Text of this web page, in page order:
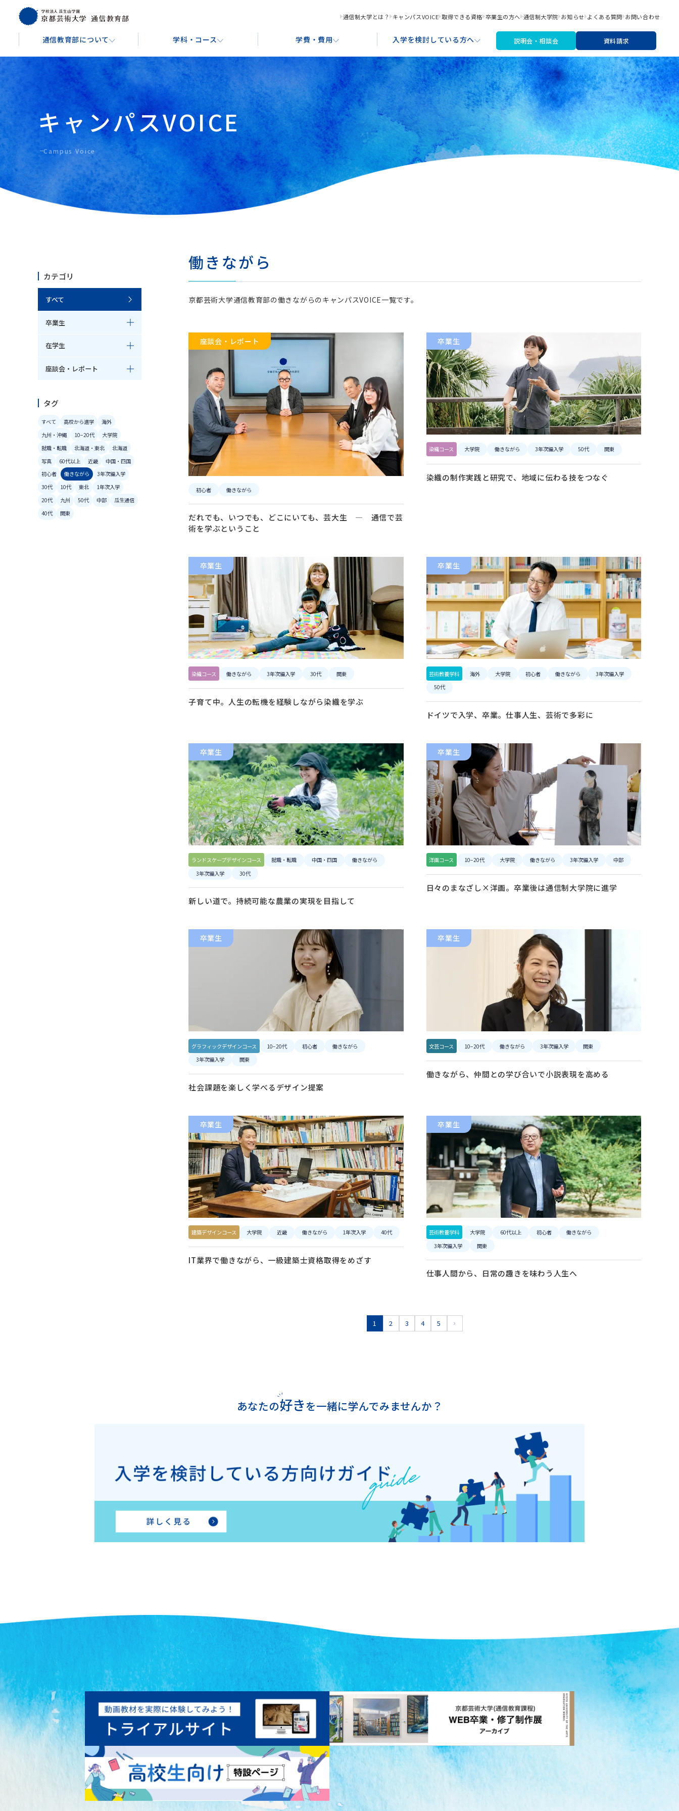
通信制大学とは？ キャンパスVOICE 取得できる資格 卒業生の方へ 通信制大学院 お知らせ よくある質問 お問い合わせ
通信教育部について
通信教育部について
About
通信教育部の学び方 学習サポート 就職サポート
キャンパスガイド アクセス案内 ポリシー
バーチャル背景ダウンロード
学科・コース
学科・コース
Course
芸術教養学科
芸術教養コース
博物館学実践コース
文化コンテンツ創造学科
音楽コース
イラストレーションコース
映像コース
グラフィックデザインコース
書画コース
文芸コース
歴史遺産コース
和の伝統文化コース
日本画コース
共通科目
共通科目
学費・費用
学費・費用
Tuition & Fees
入学金・授業料 奨学金制度・ローンのご案内 教材・機材費
入学を検討している方へ
入学を検討している方へ
For Prospective Students
出願手続きについて 入学形態と出願資格 あなたにあった入学検討ステップ
説明会・相談会 資料請求
キャンパスVOICE
Campus Voice
働きながら
京都芸術大学通信教育部の働きながらのキャンパスVOICE一覧です。
座談会・レポート
初心者 働きながら
だれでも、いつでも、どこにいても、芸大生 — 通信で芸
術を学ぶということ
卒業生
染織コース 大学院 働きながら 3年次編入学 50代 関東
染織の制作実践と研究で、地域に伝わる技をつなぐ
卒業生
染織コース 働きながら 3年次編入学 30代 関東
子育て中。人生の転機を経験しながら染織を学ぶ
卒業生
芸術教養学科 海外 大学院 初心者 働きながら
3年次編入学
50代
ドイツで入学、卒業。仕事人生、芸術で多彩に
卒業生
ランドスケープデザインコース 就職・転職 中国・四国
働きながら
3年次編入学
30代
新しい道で。持続可能な農業の実現を目指して
卒業生
洋画コース 10−20代 大学院 働きながら 3年次編入学 中部
日々のまなざし×洋画。卒業後は通信制大学院に進学
卒業生
グラフィックデザインコース 10−20代 初心者
働きながら
3年次編入学
関東
社会課題を楽しく学べるデザイン提案
卒業生
文芸コース 10−20代 働きながら 3年次編入学 関東
働きながら、仲間との学び合いで小説表現を高める
卒業生
建築デザインコース 大学院 近畿 働きながら 1年次入学 40代
IT業界で働きながら、一級建築士資格取得をめざす
卒業生
芸術教養学科 大学院 60代以上 初心者
働きながら
3年次編入学
関東
仕事人間から、日常の趣きを味わう人生へ
1 2 3 4 5
カテゴリ
すべて
卒業生
在学生
座談会・レポート
タグ
すべて 高校から進学
海外
九州・沖縄
10−20代
大学院
就職・転職
北海道・東北
北海道
写真
60代以上 近畿
中国・四国
初心者
働きながら
3年次編入学
30代
10代 東北
1年次入学
20代
九州 50代 中部
瓜生通信
40代
関東
あなたの好きを一緒に学んでみませんか？